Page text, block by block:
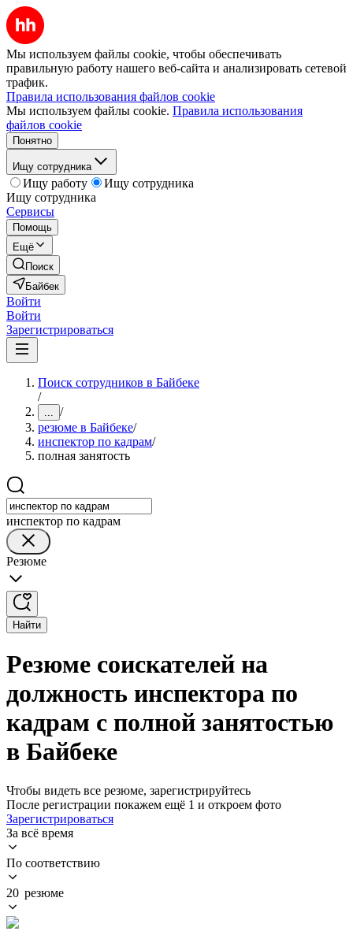
Мы используем файлы cookie, чтобы обеспечивать
правильную работу нашего веб-сайта и анализировать сетевой
трафик.
Правила использования файлов cookie
Мы используем файлы cookie. Правила использования
файлов cookie
Понятно
Ищу сотрудника
Ищу работу
Ищу сотрудника
Ищу сотрудника
Сервисы
Помощь
Ещё
Поиск
Байбек
Войти
Войти
Зарегистрироваться
Поиск сотрудников в Байбеке
/
... /
резюме в Байбеке/
инспектор по кадрам/
полная занятость
инспектор по кадрам
Резюме
Найти
Резюме соискателей на
должность инспектора по
кадрам с полной занятостью
в Байбеке
Чтобы видеть все резюме, зарегистрируйтесь
После регистрации покажем ещё 1 и откроем фото
Зарегистрироваться
За всё время
По соответствию
20 резюме